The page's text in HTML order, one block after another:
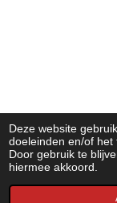
Deze website
doeleinden en/of het
Door gebruik te
hiermee akkoord.